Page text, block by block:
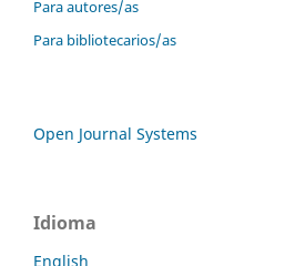
Para autores/as
Para bibliotecarios/as
Open Journal Systems
Idioma
English